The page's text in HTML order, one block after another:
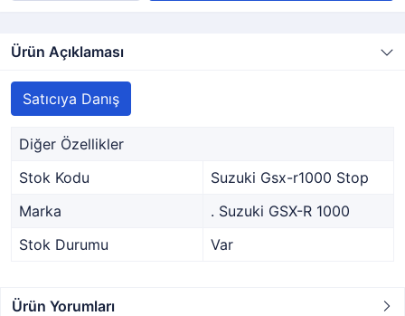
Ürün Açıklaması
Satıcıya Danış
Diğer Özellikler
Stok Kodu
Suzuki Gsx-r1000 Stop
Marka
. Suzuki GSX-R 1000
Stok Durumu
Var
Ürün Yorumları